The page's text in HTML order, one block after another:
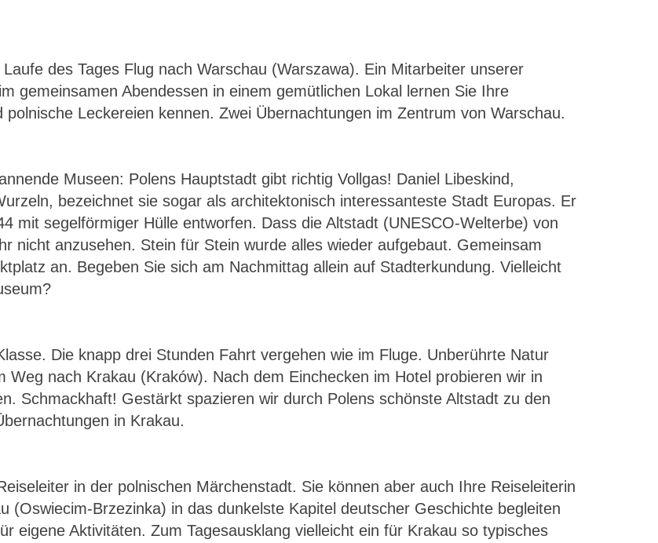
des Tages Flug nach Warschau (Warszawa). Ein Mitarbeiter unserer
gemeinsamen Abendessen in einem gemütlichen Lokal lernen Sie Ihre
Leckereien kennen. Zwei Übernachtungen im Zentrum von Warschau.
Museen: Polens Hauptstadt gibt richtig Vollgas! Daniel Libeskind,
bezeichnet sie sogar als architektonisch interessanteste Stadt Europas. Er
mit segelförmiger Hülle entworfen. Dass die Altstadt (UNESCO-Welterbe) von
nicht anzusehen. Stein für Stein wurde alles wieder aufgebaut. Gemeinsam
an. Begeben Sie sich am Nachmittag allein auf Stadterkundung. Vielleicht
Die knapp drei Stunden Fahrt vergehen wie im Fluge. Unberührte Natur
nach Krakau (Kraków). Nach dem Einchecken im Hotel probieren wir in
Schmackhaft! Gestärkt spazieren wir durch Polens schönste Altstadt zu den
in Krakau.
in der polnischen Märchenstadt. Sie können aber auch Ihre Reiseleiterin
(Oswiecim-Brzezinka) in das dunkelste Kapitel deutscher Geschichte begleiten
eigene Aktivitäten. Zum Tagesausklang vielleicht ein für Krakau so typisches